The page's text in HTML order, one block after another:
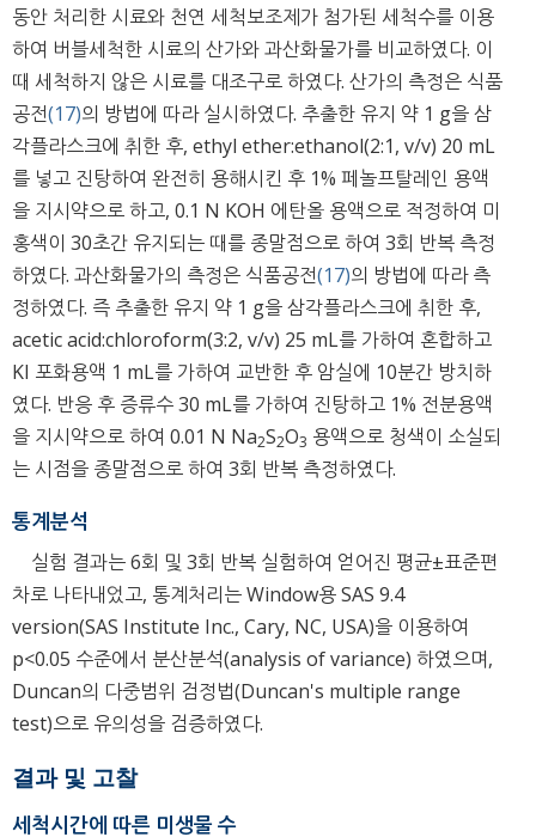
동안 처리한 시료와 천연 세척보조제가 첨가된 세척수를 이용
하여 버블세척한 시료의 산가와 과산화물가를 비교하였다. 이
때 세척하지 않은 시료를 대조구로 하였다. 산가의 측정은 식품
공전(17)의 방법에 따라 실시하였다. 추출한 유지 약 1 g을 삼
각플라스크에 취한 후, ethyl ether:ethanol(2:1, v/v) 20 mL
를 넣고 진탕하여 완전히 용해시킨 후 1% 페놀프탈레인 용액
을 지시약으로 하고, 0.1 N KOH 에탄올 용액으로 적정하여 미
홍색이 30초간 유지되는 때를 종말점으로 하여 3회 반복 측정
하였다. 과산화물가의 측정은 식품공전(17)의 방법에 따라 측
정하였다. 즉 추출한 유지 약 1 g을 삼각플라스크에 취한 후,
acetic acid:chloroform(3:2, v/v) 25 mL를 가하여 혼합하고
KI 포화용액 1 mL를 가하여 교반한 후 암실에 10분간 방치하
였다. 반응 후 증류수 30 mL를 가하여 진탕하고 1% 전분용액
을 지시약으로 하여 0.01 N Na2S2O3 용액으로 청색이 소실되
는 시점을 종말점으로 하여 3회 반복 측정하였다.
통계분석
실험 결과는 6회 및 3회 반복 실험하여 얻어진 평균±표준편
차로 나타내었고, 통계처리는 Window용 SAS 9.4
version(SAS Institute Inc., Cary, NC, USA)을 이용하여
p<0.05 수준에서 분산분석(analysis of variance) 하였으며,
Duncan의 다중범위 검정법(Duncan's multiple range
test)으로 유의성을 검증하였다.
결과 및 고찰
세척시간에 따른 미생물 수